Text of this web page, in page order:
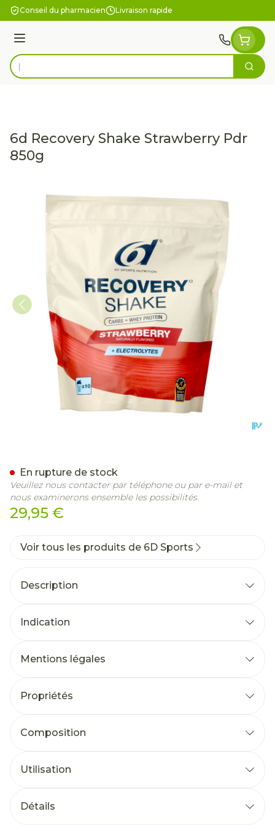
Aller au contenu
Conseil du pharmacien Livraison rapide
Menu
Rechercher
6d Recovery Shake Strawberry Pdr
850g
29,95 €
En rupture de stock
Veuillez nous contacter par téléphone ou par e-mail et
nous examinerons ensemble les possibilités.
Voir tous les produits de 6D Sports
Description
Indication
Mentions légales
Propriétés
Composition
Utilisation
Détails